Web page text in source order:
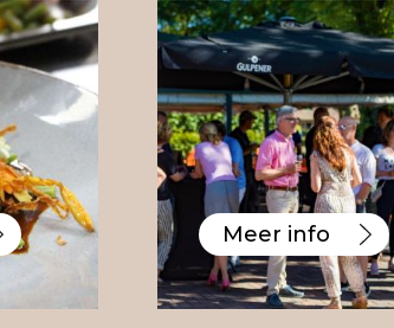
Bekijk ons
aanbod voor
evenementen
Meer info